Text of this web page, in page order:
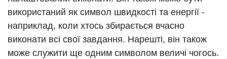
використаний як символ швидкості та енергії -
наприклад, коли хтось збирається вчасно
виконати всі свої завдання. Нарешті, він також
може служити ще одним символом величі чогось.